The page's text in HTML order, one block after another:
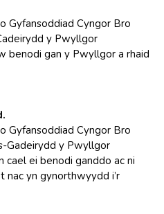
Gyfansoddiad Cyngor Bro
y Pwyllgor
benodi gan y Pwyllgor a rhaid
Gyfansoddiad Cyngor Bro
Gadeirydd y Pwyllgor
ei benodi ganddo ac ni
nac yn gynorthwyydd i’r